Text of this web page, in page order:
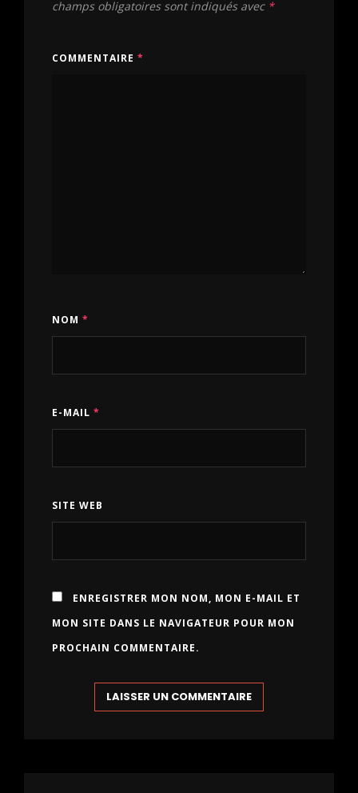
champs obligatoires sont indiqués avec *
COMMENTAIRE *
NOM *
E-MAIL *
SITE WEB
ENREGISTRER MON NOM, MON E-MAIL ET
MON SITE DANS LE NAVIGATEUR POUR MON
PROCHAIN COMMENTAIRE.